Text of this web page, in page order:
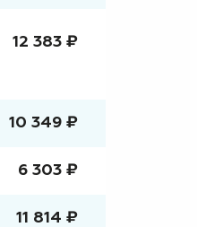
12 383 ₽
10 349 ₽
6 303 ₽
11 814 ₽